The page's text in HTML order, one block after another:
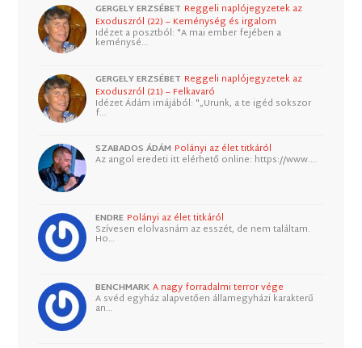
GERGELY ERZSÉBET Reggeli naplójegyzetek az
Exoduszról (22) – Keménység és irgalom
Idézet a posztból: "A mai ember fejében a
keménysé…
GERGELY ERZSÉBET Reggeli naplójegyzetek az
Exoduszról (21) – Felkavaró
Idézet Ádám imájából: "„Urunk, a te igéd sokszor
f…
SZABADOS ÁDÁM Polányi az élet titkáról
Az angol eredeti itt elérhető online: https://www.…
ENDRE Polányi az élet titkáról
Szívesen elolvasnám az esszét, de nem találtam.
Ho…
BENCHMARK A nagy forradalmi terror vége
A svéd egyház alapvetően államegyházi karakterű
an…